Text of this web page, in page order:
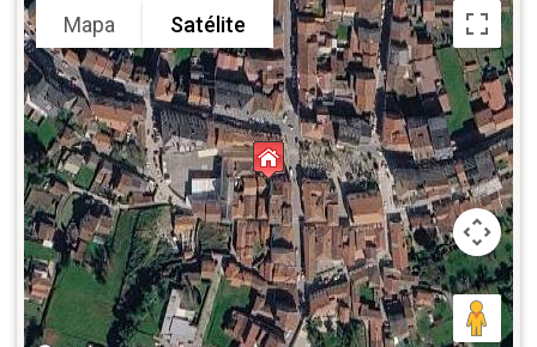
Mapa Satélite